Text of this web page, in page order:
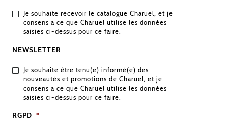
Je souhaite recevoir le catalogue Charuel, et je
consens a ce que Charuel utilise les données
saisies ci-dessus pour ce faire.
NEWSLETTER
Je souhaite être tenu(e) informé(e) des
nouveautés et promotions de Charuel, et je
consens a ce que Charuel utilise les données
saisies ci-dessus pour ce faire.
RGPD *